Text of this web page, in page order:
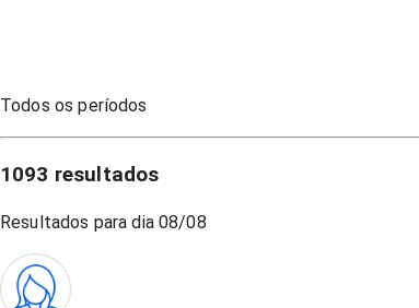
Todos os períodos
1093 resultados
Resultados para dia 08/08